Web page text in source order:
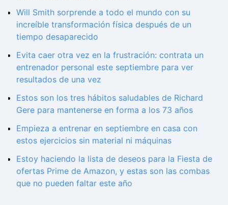
Will Smith sorprende a todo el mundo con su
increíble transformación física después de un
tiempo desaparecido
Evita caer otra vez en la frustración: contrata un
entrenador personal este septiembre para ver
resultados de una vez
Estos son los tres hábitos saludables de Richard
Gere para mantenerse en forma a los 73 años
Empieza a entrenar en septiembre en casa con
estos ejercicios sin material ni máquinas
Estoy haciendo la lista de deseos para la Fiesta de
ofertas Prime de Amazon, y estas son las combas
que no pueden faltar este año